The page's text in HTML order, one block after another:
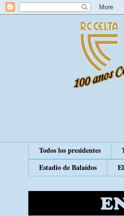
Todos los presidentes
Estadio de Balaídos